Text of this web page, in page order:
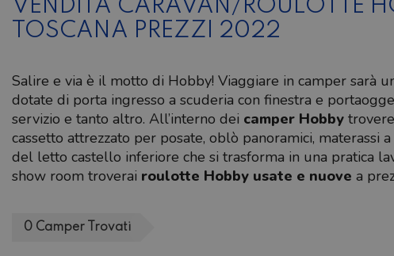
VENDITA CARAVAN/ROULOTTE
TOSCANA PREZZI 2022
Salire e via è il motto di Hobby! Viaggiare in camper sarà
dotate di porta ingresso a scuderia con finestra e
servizio e tanto altro. All’interno dei camper Hobby
cassetto attrezzato per posate, oblò panoramici,
del letto castello inferiore che si trasforma in una pratica
show room troverai roulotte Hobby usate e nuove a
0 Camper Trovati